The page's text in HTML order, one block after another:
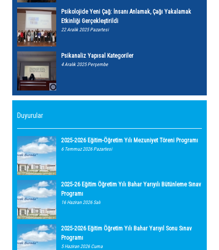
Psikolojide Yeni Çağ: İnsanı Anlamak, Çağı Yakalamak
Etkinliği Gerçekleştirildi
22 Aralık 2025 Pazartesi
Psikanaliz Yapısal Kategoriler
4 Aralık 2025 Perşembe
Duyurular
2025-2026 Eğitim-Öğretim Yılı Mezuniyet Töreni Programı
6 Temmuz 2026 Pazartesi
2025-26 Eğitim Öğretim Yılı Bahar Yarıyılı Bütünleme Sınav
Programı
16 Haziran 2026 Salı
2025-2026 Eğitim Öğretim Yılı Bahar Yarıyıl Sonu Sınav
Programı
5 Haziran 2026 Cuma